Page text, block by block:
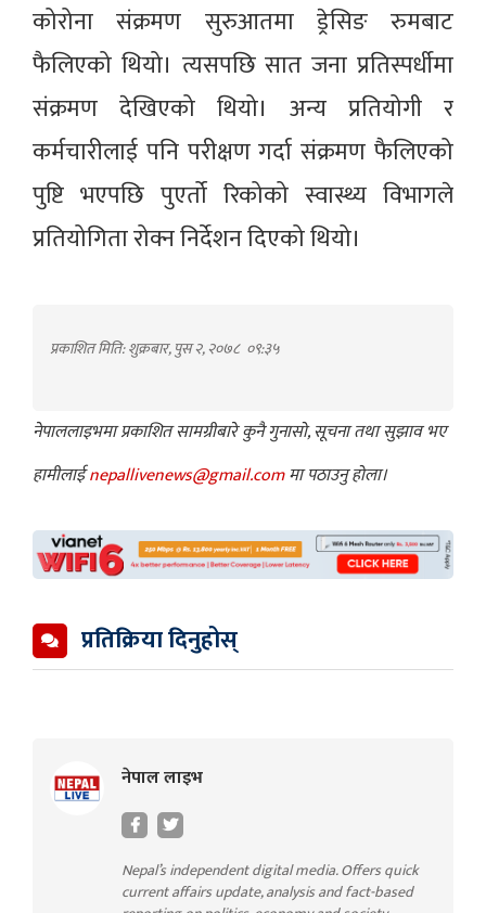
कोरोना संक्रमण सुरुआतमा ड्रेसिङ रुमबाट
फैलिएको थियो। त्यसपछि सात जना प्रतिस्पर्धीमा
संक्रमण देखिएको थियो। अन्य प्रतियोगी र
कर्मचारीलाई पनि परीक्षण गर्दा संक्रमण फैलिएको
पुष्टि भएपछि पुएर्तो रिकोको स्वास्थ्य विभागले
प्रतियोगिता रोक्न निर्देशन दिएको थियो।
प्रकाशित मिति: शुक्रबार, पुस २, २०७८ ०९:३५
नेपाललाइभमा प्रकाशित सामग्रीबारे कुनै गुनासो, सूचना तथा सुझाव भए
हामीलाईnepallivenews@gmail.comमा पठाउनु होला।
प्रतिक्रिया दिनुहोस्
नेपाल लाइभ
Nepal’s independent digital media. Offers quick
current affairs update, analysis and fact-based